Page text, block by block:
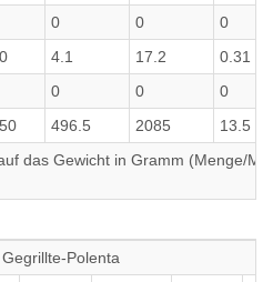
0 0
0
4.1 17.2
0.31
0 0
0
496.5 2085
13.5
das Gewicht in Gramm (Menge/
Polenta